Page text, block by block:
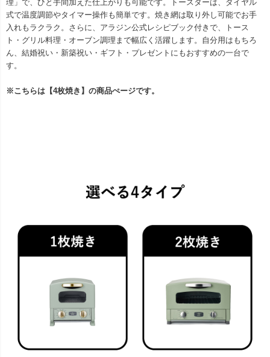
理」で、ひと手間加えた仕上がりも可能です。トースターは、ダイヤル
式で温度調節やタイマー操作も簡単です。焼き網は取り外し可能でお手
入れもラクラク。さらに、アラジン公式レシピブック付きで、トース
ト・グリル料理・オーブン調理まで幅広く活躍します。自分用はもちろ
ん、結婚祝い・新築祝い・ギフト・プレゼントにもおすすめの一台で
す。
※こちらは【4枚焼き】の商品ぺージです。